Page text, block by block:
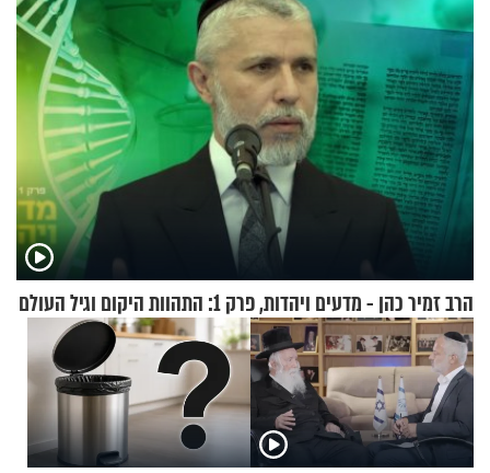
הרב זמיר כהן - מדעים ויהדות, פרק 1: התהוות היקום וגיל העולם